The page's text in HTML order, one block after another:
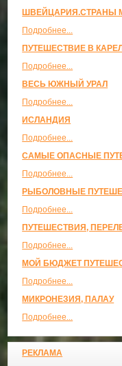
ШВЕЙЦАРИЯ.СТРАНЫ
Подробнее...
ПУТЕШЕСТВИЕ В
Подробнее...
ВЕСЬ ЮЖНЫЙ УРАЛ
Подробнее...
ИСЛАНДИЯ
Подробнее...
САМЫЕ ОПАСНЫЕ
Подробнее...
РЫБОЛОВНЫЕ
Подробнее...
ПУТЕШЕСТВИЯ,
Подробнее...
МОЙ БЮДЖЕТ
Подробнее...
МИКРОНЕЗИЯ, ПАЛАУ
Подробнее...
РЕКЛАМА